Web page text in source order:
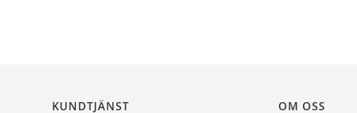
KUNDTJÄNST OM OSS